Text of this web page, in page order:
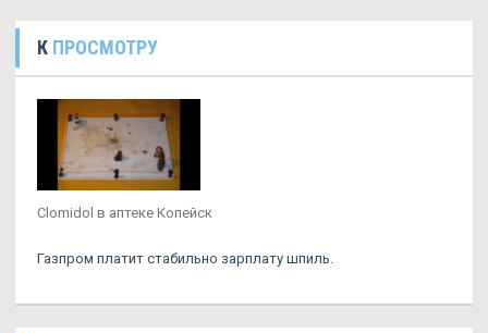
К ПРОСМОТРУ
Clomidol в аптеке Копейск
Газпром платит стабильно зарплату шпиль.